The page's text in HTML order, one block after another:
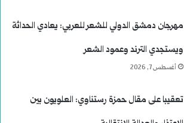
مهرجان دمشق الدولي للشعر للعربي: يعادي الحداثة
ويستجدي الترند وعمود الشعر
أغسطس 7, 2026
تعقيبا على مقال حمزة رستناوي: العلويون بين